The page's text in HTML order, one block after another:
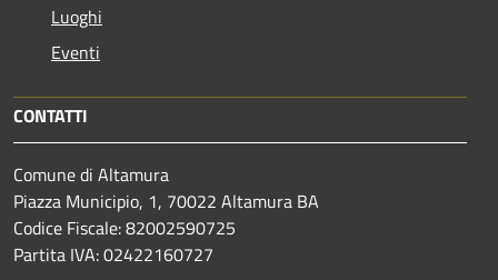
Luoghi
Eventi
CONTATTI
Comune di Altamura
Piazza Municipio, 1, 70022 Altamura BA
Codice Fiscale: 82002590725
Partita IVA: 02422160727